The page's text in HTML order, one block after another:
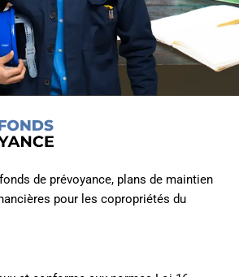
de prévoyance, plans de maintien
pour les copropriétés du